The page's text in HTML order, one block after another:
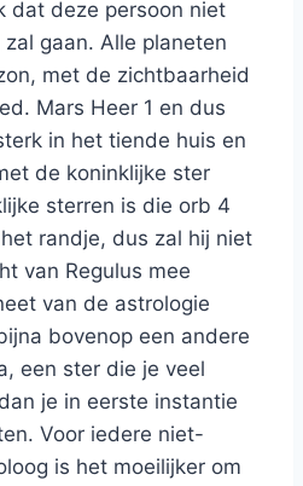
dat deze persoon niet
gaan. Alle planeten
met de zichtbaarheid
Mars Heer 1 en dus
in het tiende huis en
de koninklijke ster
sterren is die orb 4
randje, dus zal hij niet
van Regulus mee
van de astrologie
bovenop een andere
een ster die je veel
je in eerste instantie
Voor iedere niet-
is het moeilijker om